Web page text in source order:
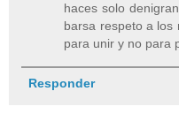
haces solo
barsa respeto a los
para unir y no para
Responder